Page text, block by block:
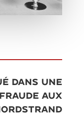
dans une
aux